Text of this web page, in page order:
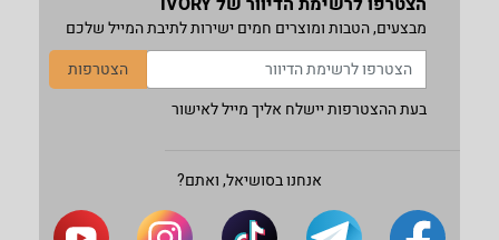
מבצעים, הטבות ומוצרים חמים ישירות לתיבת המייל שלכם
הצטרפות
בעת ההצטרפות יישלח אליך מייל לאישור
אנחנו בסושיאל, ואתם?